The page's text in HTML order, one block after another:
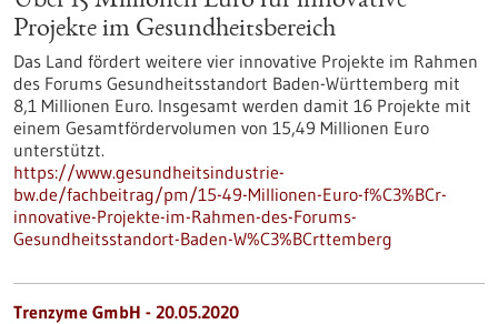
Projekte im Gesundheitsbereich
Das Land fördert weitere vier innovative Projekte im Rahmen
des Forums Gesundheitsstandort Baden-Württemberg mit
8,1 Millionen Euro. Insgesamt werden damit 16 Projekte mit
einem Gesamtfördervolumen von 15,49 Millionen Euro
unterstützt.
https://www.gesundheitsindustrie-
bw.de/fachbeitrag/pm/15-49-Millionen-Euro-f%C3%BCr-
innovative-Projekte-im-Rahmen-des-Forums-
Gesundheitsstandort-Baden-W%C3%BCrttemberg
Trenzyme GmbH - 20.05.2020